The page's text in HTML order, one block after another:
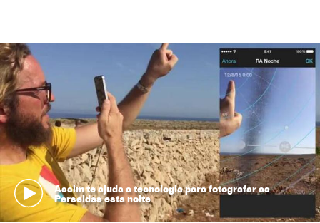
Assim te ajuda a tecnologia para fotografar as
Perseidas esta noite